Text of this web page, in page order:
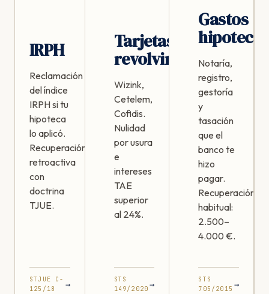
IRPH
Reclamación
del índice
IRPH si tu
hipoteca
lo aplicó.
Recuperación
retroactiva
con
doctrina
TJUE.
STJUE C-
125/18
→
Tarjetas
revolving
Wizink,
Cetelem,
Cofidis.
Nulidad
por usura
e
intereses
TAE
superior
al 24%.
STS
149/2020 →
Gastos
Notaría,
registro,
gestoría
y
tasación
que el
banco te
hizo
pagar.
Recuperación
habitual:
2.500–
4.000 €.
STS
705/2015 →